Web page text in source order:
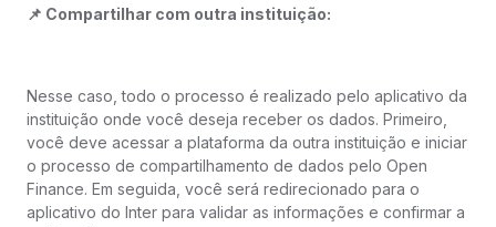
📌 Compartilhar com outra instituição:
Nesse caso, todo o processo é realizado pelo aplicativo da
instituição onde você deseja receber os dados. Primeiro,
você deve acessar a plataforma da outra instituição e iniciar
o processo de compartilhamento de dados pelo Open
Finance. Em seguida, você será redirecionado para o
aplicativo do Inter para validar as informações e confirmar a